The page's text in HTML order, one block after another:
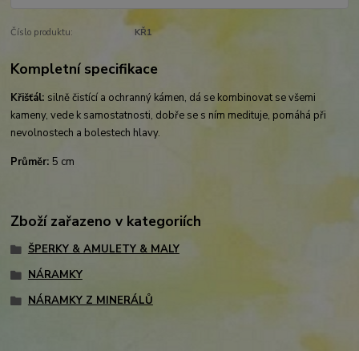
Číslo produktu: KŘ1
Kompletní specifikace
Křišťál: silně čistící a ochranný kámen, dá se kombinovat se všemi
kameny, vede k samostatnosti, dobře se s ním medituje, pomáhá při
nevolnostech a bolestech hlavy.
Průměr:5 cm
Zboží zařazeno v kategoriích
ŠPERKY & AMULETY & MALY
NÁRAMKY
NÁRAMKY Z MINERÁLŮ